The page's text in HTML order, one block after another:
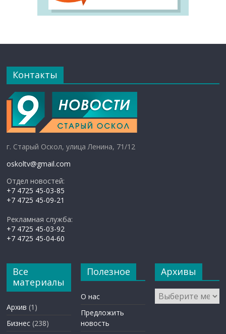
Контакты
г. Старый Оскол, улица Ленина, 71/12
oskoltv@gmail.com
Отдел новостей:
+7 4725 45-03-85
+7 4725 45-09-21
Рекламная служба:
+7 4725 45-03-92
+7 4725 45-04-60
Все
материалы
Архив (1)
Бизнес (238)
Полезное
О нас
Предложить
новость
Архивы
Архивы